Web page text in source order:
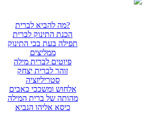
מה להביא לברית?
הכנת התינוק לברית
תפילה בעת בכי התינוק
ממליצים
פיוטים לברית מילה
זוהר לברית יצחק
סטריליזציה
אלחוש ומשככי כאבים
מהותה של ברית המילה
כיסא אליהו הנביא